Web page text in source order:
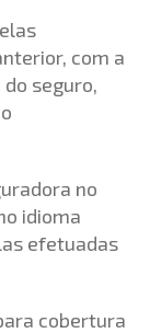
com a
seguro,
no
idioma
efetuadas
cobertura